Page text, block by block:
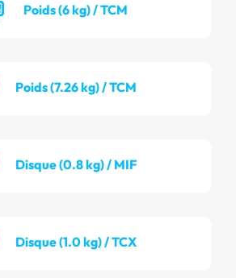
Poids (6 kg) / TCM
Poids (7.26 kg) / TCM
Disque (0.8 kg) / MIF
Disque (1.0 kg) / TCX